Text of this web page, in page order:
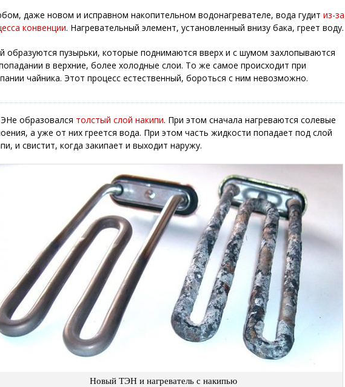
даже новом и исправном накопительном водонагревателе, вода гудит из-за
конвенции. Нагревательный элемент, установленный внизу бака, греет воду.
образуются пузырьки, которые поднимаются вверх и с шумом захлопываются
в верхние, более холодные слои. То же самое происходит при
чайника. Этот процесс естественный, бороться с ним невозможно.
образовался толстый слой накипи. При этом сначала нагреваются солевые
а уже от них греется вода. При этом часть жидкости попадает под слой
и свистит, когда закипает и выходит наружу.
Новый ТЭН и нагреватель с накипью